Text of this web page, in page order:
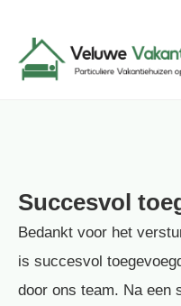
Succesvol
Bedankt voor het
is succesvol
door ons team. Na een